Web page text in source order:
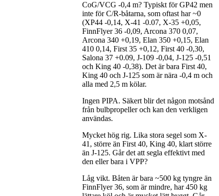
CoG/VCG -0,4 m? Typiskt för GP42 men
inte för C/R-båtarna, som oftast har ~0
(XP44 -0,14, X-41 -0.07, X-35 +0,05,
FinnFlyer 36 -0,09, Arcona 370 0,07,
Arcona 340 +0,19, Elan 350 +0,15, Elan
410 0,14, First 35 +0,12, First 40 -0,30,
Salona 37 +0.09, J-109 -0,04, J-125 -0,51
och King 40 -0,38). Det är bara First 40,
King 40 och J-125 som är nära -0,4 m och
alla med 2,5 m kölar.
Ingen PIPA. Säkert blir det någon motsånd
från bulbpropeller och kan den verkligen
användas.
Mycket hög rig. Lika stora segel som X-
41, större än First 40, King 40, klart större
än J-125. Går det att segla effektivt med
den eller bara i VPP?
Låg vikt. Båten är bara ~500 kg tyngre än
FinnFlyer 36, som är mindre, har 450 kg